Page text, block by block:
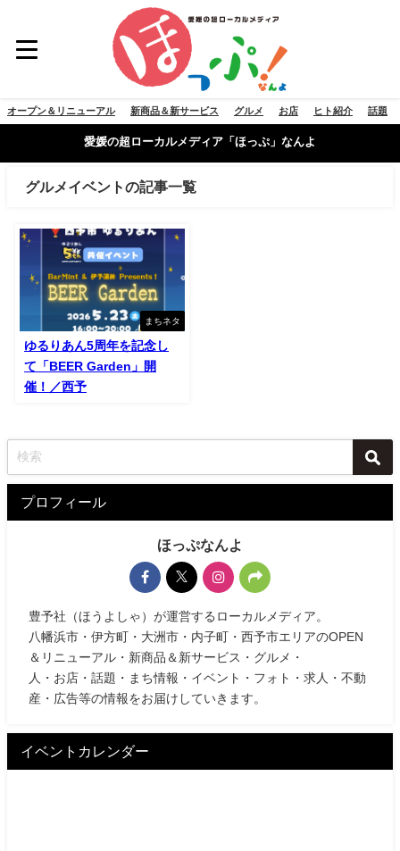
オープン＆リニューアル 新商品＆新サービス グルメ お店 ヒト紹介 話題
愛媛の超ローカルメディア「ほっぷ」なんよ
グルメイベントの記事一覧
まちネタ
ゆるりあん5周年を記念し
て「BEER Garden」開
催！／西予
プロフィール
ほっぷなんよ
豊予社（ほうよしゃ）が運営するローカルメディア。
八幡浜市・伊方町・大洲市・内子町・西予市エリアのOPEN
＆リニューアル・新商品＆新サービス・グルメ・
人・お店・話題・まち情報・イベント・フォト・求人・不動
産・広告等の情報をお届けしていきます。
イベントカレンダー